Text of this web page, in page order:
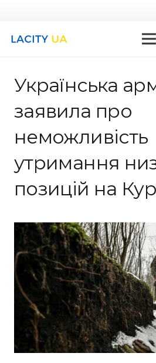
Українська
заявила про
неможливість
утримання
позицій на